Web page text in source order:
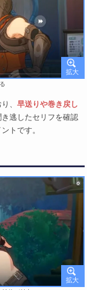
り、早送りや巻き戻し
逃したセリフを確認
トです。